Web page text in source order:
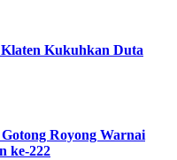
Kukuhkan Duta
Royong Warnai
ke-222